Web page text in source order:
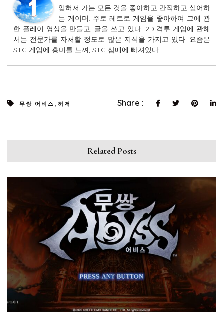
잊혀저 가는 모든 것을 좋아하고 간직하고 싶어하
는 게이머. 주로 레트로 게임을 좋아하여 그에 관
한 플레이 영상을 만들고, 글을 쓰고 있다. 2D 격투 게임에 관해
서는 전문가를 자처할 정도로 많은 지식을 가지고 있다. 요즘은
STG 게임에 흥미를 느껴, STG 삼매에 빠져있다.
무쌍 어비스 허저 Share :
Related Posts